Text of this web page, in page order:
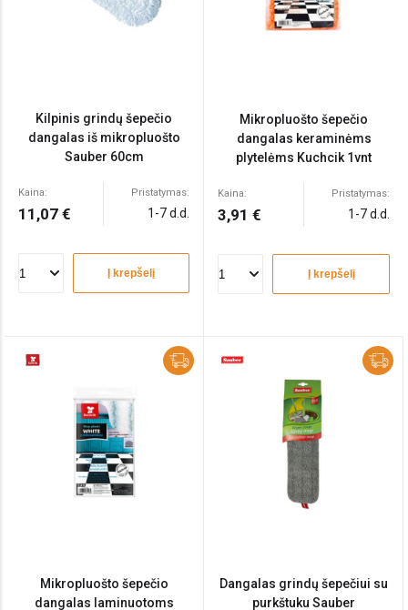
Kilpinis grindų šepečio
dangalas iš mikropluošto
Sauber 60cm
Kaina:
11,07 €
Pristatymas:
1-7 d.d.
Į krepšelį
Mikropluošto šepečio
dangalas keraminėms
plytelėms Kuchcik 1vnt
Kaina:
3,91 €
Pristatymas:
1-7 d.d.
Į krepšelį
Mikropluošto šepečio
dangalas laminuotoms
Dangalas grindų šepečiui su
purkštuku Sauber